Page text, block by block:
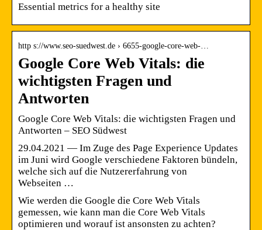
Essential metrics for a healthy site
http s://www.seo-suedwest.de › 6655-google-core-web-…
Google Core Web Vitals: die
wichtigsten Fragen und
Antworten
Google Core Web Vitals: die wichtigsten Fragen und
Antworten – SEO Südwest
29.04.2021 — Im Zuge des Page Experience Updates
im Juni wird Google verschiedene Faktoren bündeln,
welche sich auf die Nutzererfahrung von
Webseiten …
Wie werden die Google die Core Web Vitals
gemessen, wie kann man die Core Web Vitals
optimieren und worauf ist ansonsten zu achten?